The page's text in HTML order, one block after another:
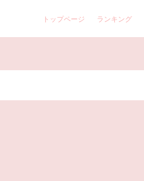
トップページ ランキング